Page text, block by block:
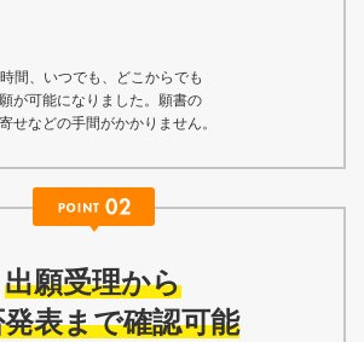
間、いつでも、どこからでも
が可能になりました。願書の
せなどの手間がかかりません。
出願受理から
表まで確認可能